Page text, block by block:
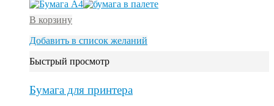
В корзину
Добавить в список желаний
Быстрый просмотр
Бумага для принтера